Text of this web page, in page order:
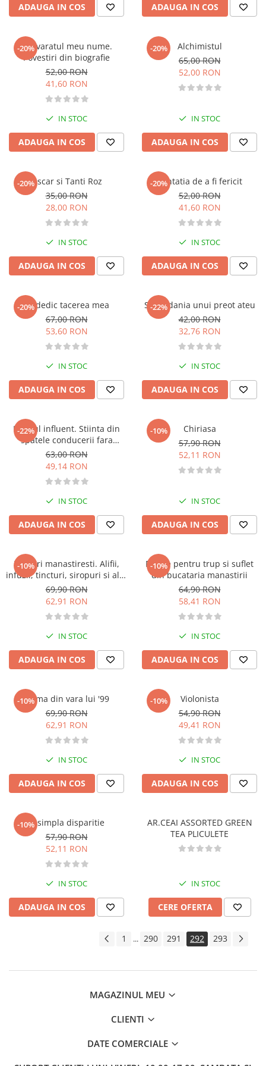
Diete si alimentatie sanatoasa
Diverse
Diverse
Feng Shui
Medicina alternativa
Legislatie
Actiune si Aventura
Actiune,aventura
Crime, Thriller, Mistery
Istorica
Literatura de divertisment
Memorii si jurnale
Moderna, contemporana
Poezie, teatru
Publicistica, eseu
Science Fiction
Young adult
Filologie
Filosofie
Filosofie, Stiinte
Gastronomie
Bauturi si cocktailuri
Carti de bucate
Conservarea si pastrarea
Ghiduri de calatorie, harti
Ghiduri de calatorie
Hobby, timp liber
Animale de companie
Carti de colorat pentru adulti
Hobby
Sport
Invatamant superior
Cursuri universitare
Al Doilea Razboi Mondial
Biografii, memorii si jurnale
Istoria comunismului
Istoria romanilor
Istorie antica, medievala si
Istorie contemporana universala
Istorie sociala si culturala
Mari puteri ale lumii
Ghiduri de conversatie
ADAUGA IN COS ADAUGA IN COS
-20%
Adevaratul meu nume.
Povestiri din biografie
52,00 RON
41,60 RON
IN STOC
ADAUGA IN COS
-20%
Alchimistul
65,00 RON
52,00 RON
IN STOC
ADAUGA IN COS
-20%Oscar si Tanti Roz
35,00 RON
28,00 RON
IN STOC
ADAUGA IN COS
-20%
Tentatia de a fi fericit
52,00 RON
41,60 RON
IN STOC
ADAUGA IN COS
-20%
Va dedic tacerea mea
67,00 RON
53,60 RON
IN STOC
ADAUGA IN COS
-22%
Spovedania unui preot ateu
42,00 RON
32,76 RON
IN STOC
ADAUGA IN COS
-22%
Liderul influent. Stiinta din
spatele conducerii fara
constrangeri
63,00 RON
49,14 RON
IN STOC
ADAUGA IN COS
-10%
Chiriasa
57,90 RON
52,11 RON
IN STOC
ADAUGA IN COS
-10%
Leacuri manastiresti. Alifii,
infuzii, tincturi, siropuri si alte
remedii naturale
69,90 RON
62,91 RON
IN STOC
ADAUGA IN COS
-10%
Retete pentru trup si suflet
din bucataria manastirii
64,90 RON
58,41 RON
IN STOC
ADAUGA IN COS
-10%
Crima din vara lui '99
69,90 RON
62,91 RON
IN STOC
ADAUGA IN COS
-10%
Violonista
54,90 RON
49,41 RON
IN STOC
ADAUGA IN COS
-10%O simpla disparitie
57,90 RON
52,11 RON
IN STOC
ADAUGA IN COS
AR.CEAI ASSORTED GREEN
TEA PLICULETE
IN STOC
CERE OFERTA
1 ... 290 291 292 293
MAGAZINUL MEU
CLIENTI
DATE COMERCIALE